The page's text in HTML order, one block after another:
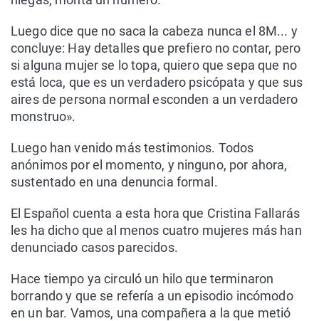
Luego dice que no saca la cabeza nunca el 8M... y
concluye: Hay detalles que prefiero no contar, pero
si alguna mujer se lo topa, quiero que sepa que no
está loca, que es un verdadero psicópata y que sus
aires de persona normal esconden a un verdadero
monstruo».
Luego han venido más testimonios. Todos
anónimos por el momento, y ninguno, por ahora,
sustentado en una denuncia formal.
El Español cuenta a esta hora que Cristina Fallarás
les ha dicho que al menos cuatro mujeres más han
denunciado casos parecidos.
Hace tiempo ya circuló un hilo que terminaron
borrando y que se refería a un episodio incómodo
en un bar. Vamos, una compañera a la que metió